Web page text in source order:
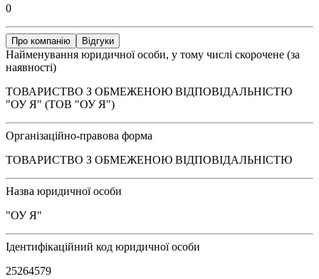
0
Про компанію Відгуки
Найменування юридичної особи, у тому числі скорочене (за
наявності)
ТОВАРИСТВО З ОБМЕЖЕНОЮ ВІДПОВІДАЛЬНІСТЮ
"ОУ Я" (ТОВ "ОУ Я")
Організаційно-правова форма
ТОВАРИСТВО З ОБМЕЖЕНОЮ ВІДПОВІДАЛЬНІСТЮ
Назва юридичної особи
"ОУ Я"
Ідентифікаційний код юридичної особи
25264579